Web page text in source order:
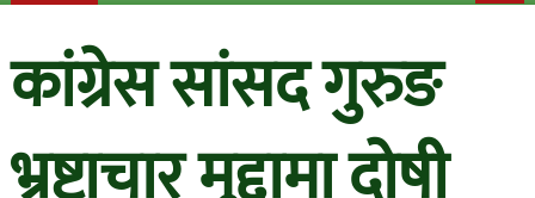
कांग्रेस सांसद गुरुङ